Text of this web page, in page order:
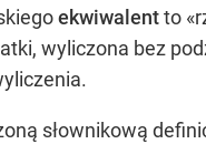
ekwiwalentto
wyliczona bez
słownikową